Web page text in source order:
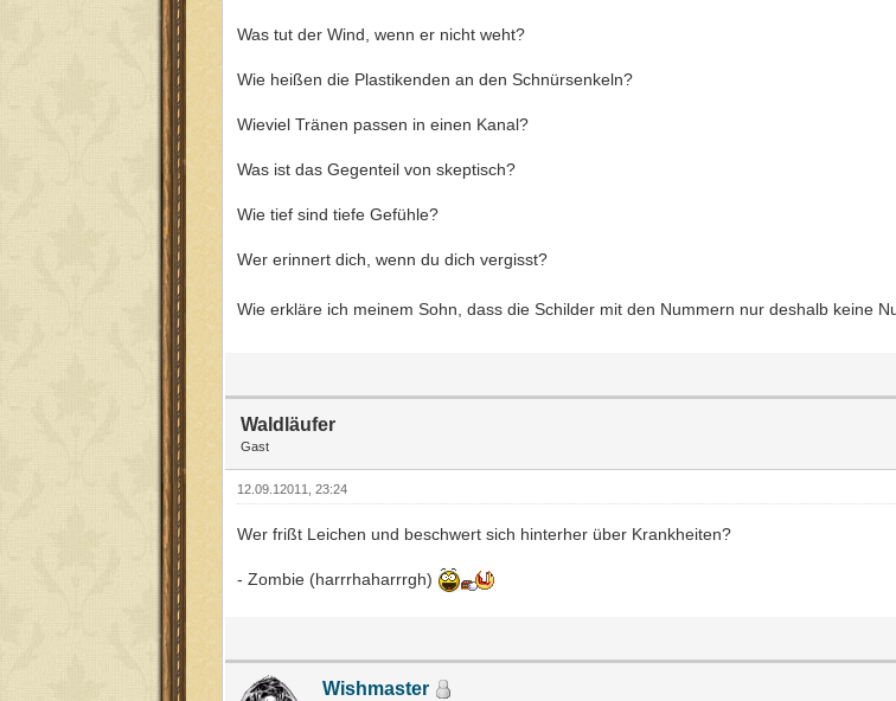
Was tut der Wind, wenn er nicht weht?
Wie heißen die Plastikenden an den Schnürsenkeln?
Wieviel Tränen passen in einen Kanal?
Was ist das Gegenteil von skeptisch?
Wie tief sind tiefe Gefühle?
Wer erinnert dich, wenn du dich vergisst?
Wie erkläre ich meinem Sohn, dass die Schilder mit den Nummern nur deshalb keine
Waldläufer
Gast
12.09.12011, 23:24
Wer frißt Leichen und beschwert sich hinterher über Krankheiten?
- Zombie (harrrhaharrrgh)
Wishmaster